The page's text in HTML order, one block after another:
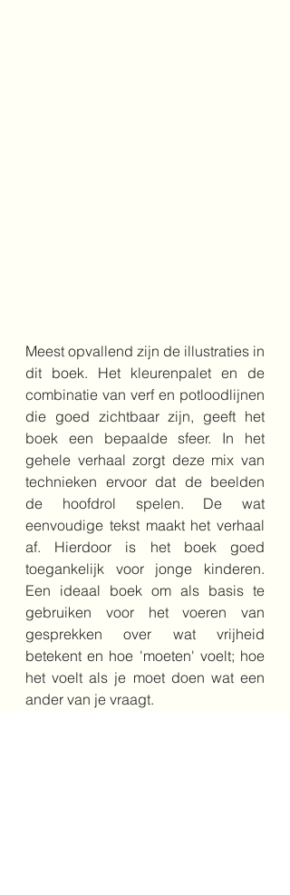
Meest opvallend zijn de illustraties in
dit boek. Het kleurenpalet en de
combinatie van verf en potloodlijnen
die goed zichtbaar zijn, geeft het
boek een bepaalde sfeer. In het
gehele verhaal zorgt deze mix van
technieken ervoor dat de beelden
de hoofdrol spelen. De wat
eenvoudige tekst maakt het verhaal
af. Hierdoor is het boek goed
toegankelijk voor jonge kinderen.
Een ideaal boek om als basis te
gebruiken voor het voeren van
gesprekken over wat vrijheid
betekent en hoe 'moeten' voelt; hoe
het voelt als je moet doen wat een
ander van je vraagt.